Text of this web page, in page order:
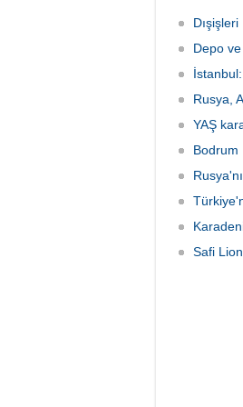
çaldı. Olay,
yansıdı, tekne
jandarma
Depo
İstanbul:
Rusya,
YAŞ
Bodrum
Safi